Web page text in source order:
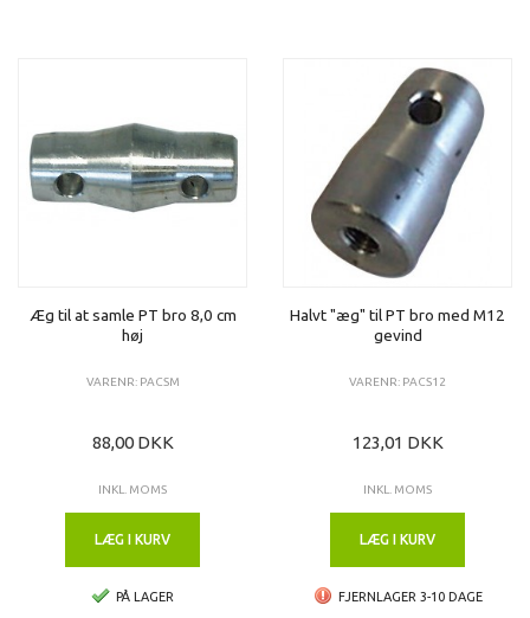
Æg til at samle PT bro 8,0 cm
høj
VARENR: PACSM
88,00 DKK
INKL. MOMS
LÆG I KURV
PÅ LAGER
Halvt "æg" til PT bro med M12
gevind
VARENR: PACS12
123,01 DKK
INKL. MOMS
LÆG I KURV
FJERNLAGER 3-10 DAGE